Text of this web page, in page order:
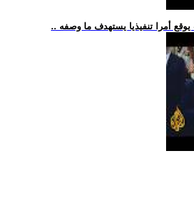
يوقع أمرا تنفيذيا يستهدف ما وصفه